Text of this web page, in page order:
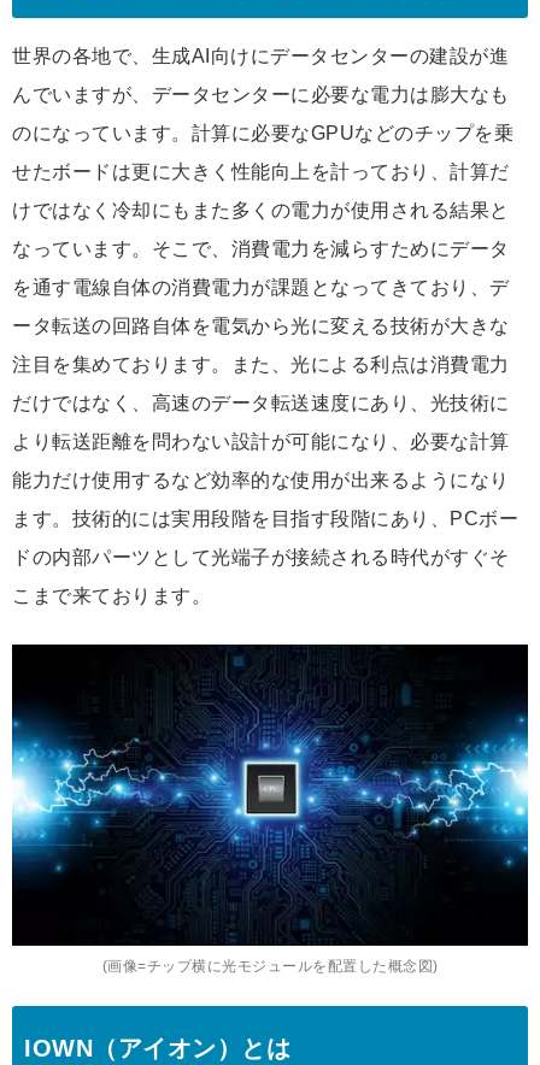
世界の各地で、生成AI向けにデータセンターの建設が進
んでいますが、データセンターに必要な電力は膨大なも
のになっています。計算に必要なGPUなどのチップを乗
せたボードは更に大きく性能向上を計っており、計算だ
けではなく冷却にもまた多くの電力が使用される結果と
なっています。そこで、消費電力を減らすためにデータ
を通す電線自体の消費電力が課題となってきており、デ
ータ転送の回路自体を電気から光に変える技術が大きな
注目を集めております。また、光による利点は消費電力
だけではなく、高速のデータ転送速度にあり、光技術に
より転送距離を問わない設計が可能になり、必要な計算
能力だけ使用するなど効率的な使用が出来るようになり
ます。技術的には実用段階を目指す段階にあり、PCボー
ドの内部パーツとして光端子が接続される時代がすぐそ
こまで来ております。
(画像=チップ横に光モジュールを配置した概念図)
IOWN（アイオン）とは